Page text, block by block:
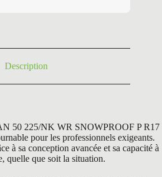
Description
50 225/NK WR SNOWPROOF P R17
pour les professionnels exigeants.
à sa conception avancée et sa capacité à
quelle que soit la situation.